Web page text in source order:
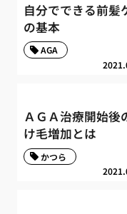
自分でできる前髪
の基本
AGA
ＡＧＡ治療開始後
け毛増加とは
かつら